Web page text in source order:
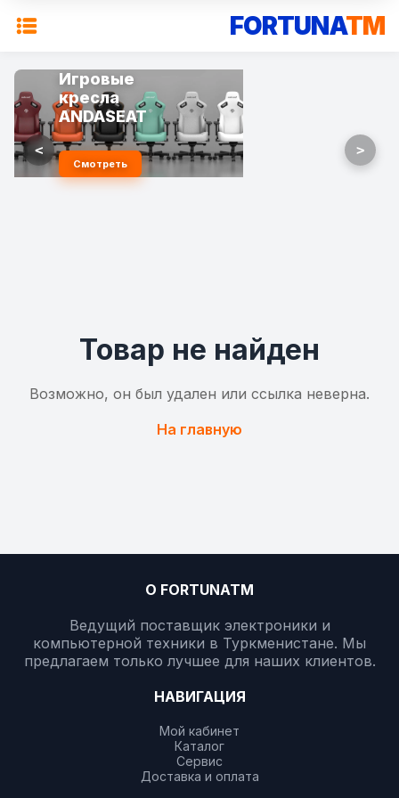
FORTUNATM
Игровые
кресла
ANDASEAT
Смотреть
< >
Товар не найден
Возможно, он был удален или ссылка неверна.
На главную
О FORTUNATM
Ведущий поставщик электроники и
компьютерной техники в Туркменистане. Мы
предлагаем только лучшее для наших клиентов.
НАВИГАЦИЯ
Мой кабинет
Каталог
Сервис
Доставка и оплата